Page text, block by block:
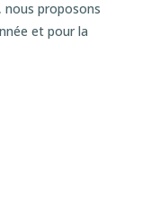
proposons
et pour la